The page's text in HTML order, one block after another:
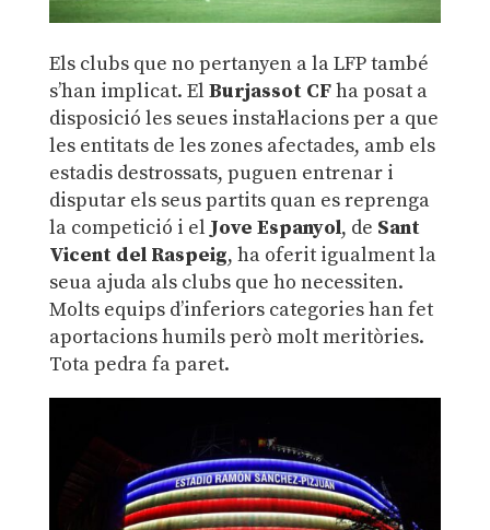
Els clubs que no pertanyen a la LFP també
s’han implicat. El Burjassot CFha posat a
disposició les seues instal·lacions per a que
les entitats de les zones afectades, amb els
estadis destrossats, puguen entrenar i
disputar els seus partits quan es reprenga
la competició i el Jove Espanyol, de Sant
Vicent del Raspeig, ha oferit igualment la
seua ajuda als clubs que ho necessiten.
Molts equips d’inferiors categories han fet
aportacions humils però molt meritòries.
Tota pedra fa paret.